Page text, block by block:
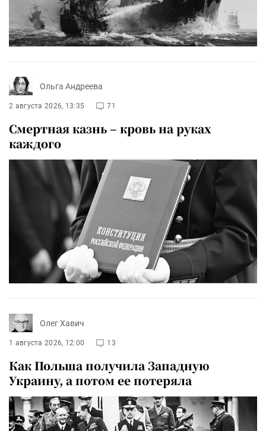
Ольга Андреева
2 августа 2026, 13:35 71
Смертная казнь – кровь на руках
каждого
Олег Хавич
1 августа 2026, 12:00 13
Как Польша получила Западную
Украину, а потом ее потеряла